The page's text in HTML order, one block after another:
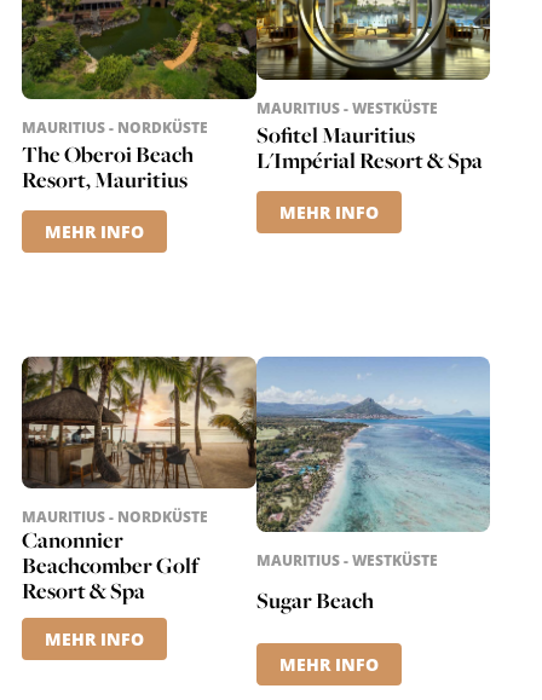
MAURITIUS - NORDKÜSTE
The Oberoi Beach
Resort, Mauritius
MEHR INFO
MAURITIUS - WESTKÜSTE
Sofitel Mauritius
L'Impérial Resort & Spa
MEHR INFO
MAURITIUS - NORDKÜSTE
Canonnier
Beachcomber Golf
Resort & Spa
MEHR INFO
MAURITIUS - WESTKÜSTE
Sugar Beach
MEHR INFO